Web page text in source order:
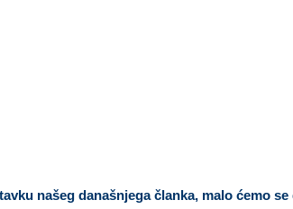
našeg današnjega članka, malo ćemo